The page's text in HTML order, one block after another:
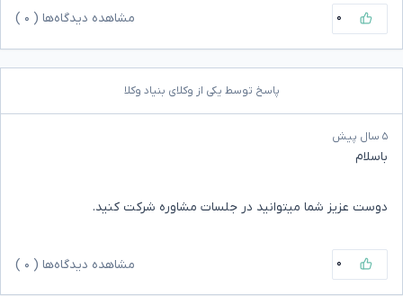
۰ مشاهده دیدگاه‌ها ( ۰
پاسخ توسط یکی از وکلای بنیاد وکلا
۵ سال پیش
باسلام
دوست عزیز شما میتوانید در جلسات مشاوره شرکت کنید.
۰ مشاهده دیدگاه‌ها ( ۰